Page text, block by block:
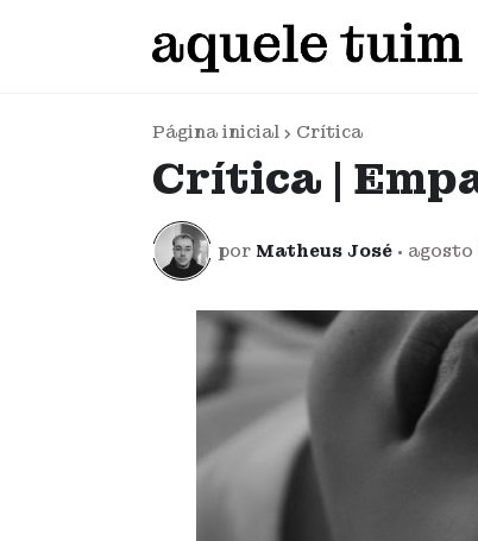
Página inicial Crítica
Crítica |
por Matheus José • agosto